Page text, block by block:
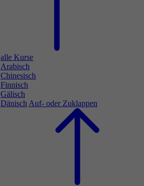
alle Kurse
Arabisch
Chinesisch
Finnisch
Gälisch
Dänisch Auf- oder Zuklappen